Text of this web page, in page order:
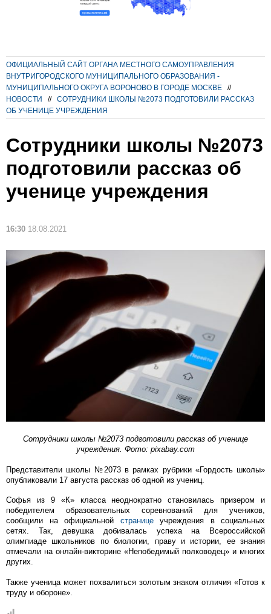
ОФИЦИАЛЬНЫЙ САЙТ ОРГАНА МЕСТНОГО САМОУПРАВЛЕНИЯ
ВНУТРИГОРОДСКОГО МУНИЦИПАЛЬНОГО ОБРАЗОВАНИЯ -
МУНИЦИПАЛЬНОГО ОКРУГА ВОРОНОВО В ГОРОДЕ МОСКВЕ
//
НОВОСТИ
//
СОТРУДНИКИ ШКОЛЫ №2073 ПОДГОТОВИЛИ РАССКАЗ
ОБ УЧЕНИЦЕ УЧРЕЖДЕНИЯ
Сотрудники школы №2073
подготовили рассказ об
ученице учреждения
16:30 18.08.2021
Сотрудники школы №2073 подготовили рассказ об ученице
учреждения. Фото: pixabay.com
Представители школы №2073 в рамках рубрики «Гордость школы»
опубликовали 17 августа рассказ об одной из учениц.
Софья из 9 «К» класса неоднократно становилась призером и
победителем образовательных соревнований для учеников,
сообщили на официальной страницеучреждения в социальных
сетях. Так, девушка добивалась успеха на Всероссийской
олимпиаде школьников по биологии, праву и истории, ее знания
отмечали на онлайн-викторине «Непобедимый полководец» и многих
других.
Также ученица может похвалиться золотым знаком отличия «Готов к
труду и обороне».